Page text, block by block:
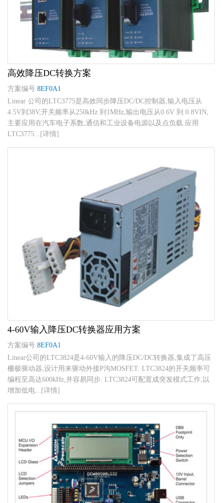
高效降压DC转换方案
方案编号 8EF0A1
Linear 公司的LTC3775是高效同步降压DC/DC控制器,输入电压从
4.5V到38V,开关频率从250kHz 到1MHz,输出电压从0.6V 到 0.8VIN,
主要应用在汽车电子系数,通信和工业设备电源以及点负载.应用
LTC3775...[详情]
4-60V输入降压DC转换器应用方案
方案编号 8EF0A1
Linear公司的LTC3824是4-60V输入的降压DC/DC转换器,集成了高压
栅极驱动器,设计用来驱动外接P沟MOSFET. LTC3824的开关频率可
编程至高达600kHz,并容易同步. LTC3824可配置成突发模式工作,以
增加低电...[详情]